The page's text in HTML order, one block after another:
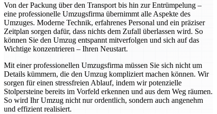
Von der Packung über den Transport bis hin zur Entrümpelung –
eine professionelle Umzugsfirma übernimmt alle Aspekte des
Umzuges. Moderne Technik, erfahrenes Personal und ein präziser
Zeitplan sorgen dafür, dass nichts dem Zufall überlassen wird. So
können Sie den Umzug entspannt mitverfolgen und sich auf das
Wichtige konzentrieren – Ihren Neustart.
Mit einer professionellen Umzugsfirma müssen Sie sich nicht um
Details kümmern, die den Umzug kompliziert machen können. Wir
sorgen für einen stressfreien Ablauf, indem wir potenzielle
Stolpersteine bereits im Vorfeld erkennen und aus dem Weg räumen.
So wird Ihr Umzug nicht nur ordentlich, sondern auch angenehm
und effizient realisiert.